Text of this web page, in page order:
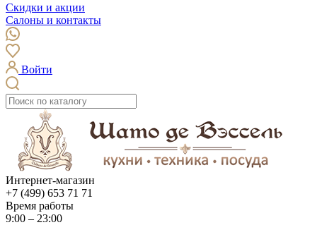
Скидки и акции
Салоны и контакты
Войти
Интернет-магазин
+7 (499) 653 71 71
Время работы
9:00 – 23:00